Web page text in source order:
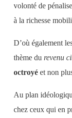
volonté de
à la richesse
D’où également
thème du revenu
octroyé et non
Au plan
chez ceux qui en